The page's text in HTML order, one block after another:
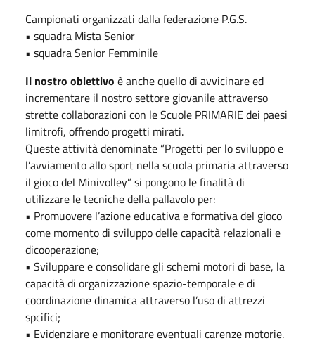
Campionati organizzati dalla federazione P.G.S.
• squadra Mista Senior
• squadra Senior Femminile
Il nostro obiettivo è anche quello di avvicinare ed
incrementare il nostro settore giovanile attraverso
strette collaborazioni con le Scuole PRIMARIE dei paesi
limitrofi, offrendo progetti mirati.
Queste attività denominate “Progetti per lo sviluppo e
l’avviamento allo sport nella scuola primaria attraverso
il gioco del Minivolley” si pongono le finalità di
utilizzare le tecniche della pallavolo per:
• Promuovere l’azione educativa e formativa del gioco
come momento di sviluppo delle capacità relazionali e
dicooperazione;
• Sviluppare e consolidare gli schemi motori di base, la
capacità di organizzazione spazio-temporale e di
coordinazione dinamica attraverso l’uso di attrezzi
spcifici;
• Evidenziare e monitorare eventuali carenze motorie.